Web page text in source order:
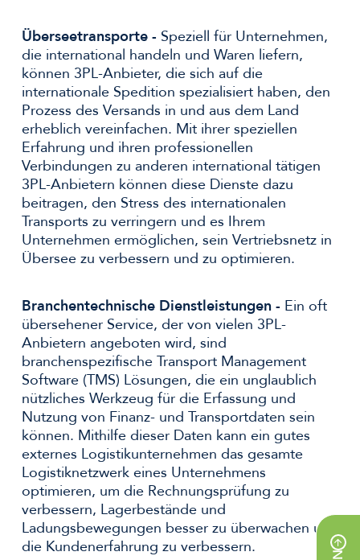
Überseetransporte - Speziell für Unternehmen,
die international handeln und Waren liefern,
können 3PL-Anbieter, die sich auf die
internationale Spedition spezialisiert haben, den
Prozess des Versands in und aus dem Land
erheblich vereinfachen. Mit ihrer speziellen
Erfahrung und ihren professionellen
Verbindungen zu anderen international tätigen
3PL-Anbietern können diese Dienste dazu
beitragen, den Stress des internationalen
Transports zu verringern und es Ihrem
Unternehmen ermöglichen, sein Vertriebsnetz in
Übersee zu verbessern und zu optimieren.
Branchentechnische Dienstleistungen - Ein oft
übersehener Service, der von vielen 3PL-
Anbietern angeboten wird, sind
branchenspezifische Transport Management
Software (TMS) Lösungen, die ein unglaublich
nützliches Werkzeug für die Erfassung und
Nutzung von Finanz- und Transportdaten sein
können. Mithilfe dieser Daten kann ein gutes
externes Logistikunternehmen das gesamte
Logistiknetzwerk eines Unternehmens
optimieren, um die Rechnungsprüfung zu
verbessern, Lagerbestände und
Ladungsbewegungen besser zu überwachen und
die Kundenerfahrung zu verbessern.